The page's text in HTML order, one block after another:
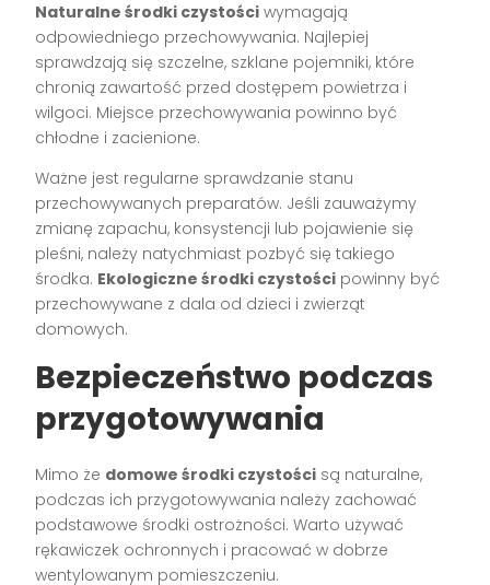
Naturalne środki czystości wymagają
odpowiedniego przechowywania. Najlepiej
sprawdzają się szczelne, szklane pojemniki, które
chronią zawartość przed dostępem powietrza i
wilgoci. Miejsce przechowywania powinno być
chłodne i zacienione.
Ważne jest regularne sprawdzanie stanu
przechowywanych preparatów. Jeśli zauważymy
zmianę zapachu, konsystencji lub pojawienie się
pleśni, należy natychmiast pozbyć się takiego
środka. Ekologiczne środki czystości powinny być
przechowywane z dala od dzieci i zwierząt
domowych.
Bezpieczeństwo podczas
przygotowywania
Mimo że domowe środki czystości są naturalne,
podczas ich przygotowywania należy zachować
podstawowe środki ostrożności. Warto używać
rękawiczek ochronnych i pracować w dobrze
wentylowanym pomieszczeniu.